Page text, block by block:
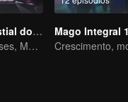
Mestre Celestial do Ferro Velho
Lixo dos Deuses, Matando os Inimigos do Céu
Mago Integral 1